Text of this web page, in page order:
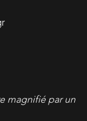
magnifié par un